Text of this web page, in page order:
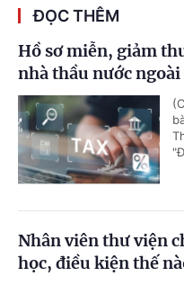
ĐỌC THÊM
Hồ sơ miễn, giảm
nhà thầu nước ngoài
Nhân viên thư viện
học, điều kiện thế